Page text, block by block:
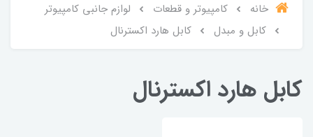
خانه کامپیوتر و قطعات
لوازم جانبی کامپیوتر
کابل و مبدل
کابل هارد اکسترنال
کابل هارد اکسترنال